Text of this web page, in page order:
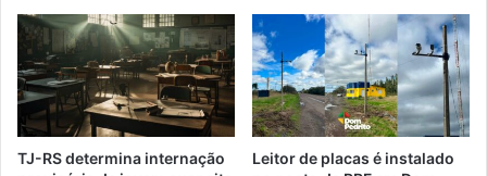
TJ-RS determina internação
Leitor de placas é instalado